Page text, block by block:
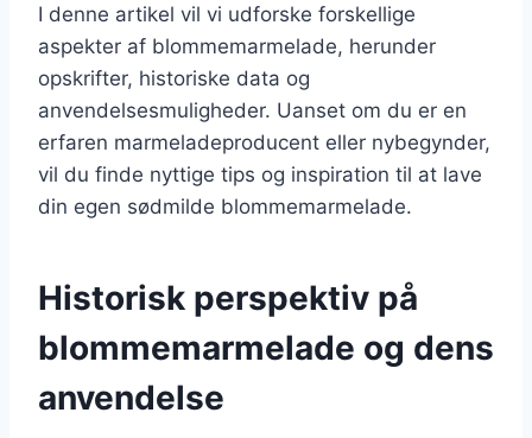
I denne artikel vil vi udforske forskellige
aspekter af blommemarmelade, herunder
opskrifter, historiske data og
anvendelsesmuligheder. Uanset om du er en
erfaren marmeladeproducent eller nybegynder,
vil du finde nyttige tips og inspiration til at lave
din egen sødmilde blommemarmelade.
Historisk perspektiv på
blommemarmelade og dens
anvendelse